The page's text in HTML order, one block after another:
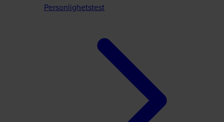
Personlighetstest